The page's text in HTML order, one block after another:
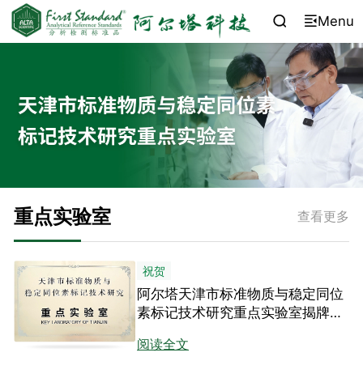
 Menu
重点实验室 查看更多
祝贺
阿尔塔天津市标准物质与稳定同位
素标记技术研究重点实验室揭牌暨
阅读全文